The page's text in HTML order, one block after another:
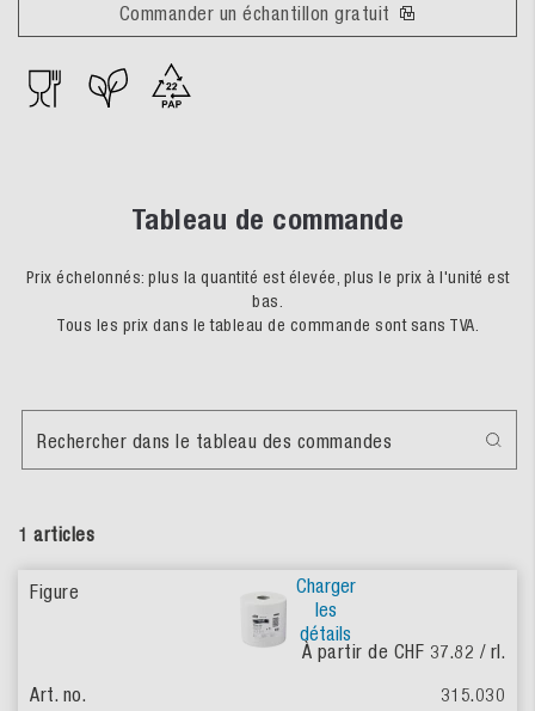
Commander un échantillon gratuit
Tableau de commande
Prix échelonnés: plus la quantité est élevée, plus le prix à l'unité est
bas.
Tous les prix dans le tableau de commande sont sans TVA.
1 articles
Rechercher dans le tableau des commandes
Charger
les
détails
À partir de CHF 37.82 / rl.
315.030